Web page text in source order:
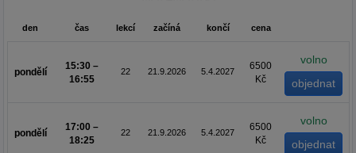
den čas lekcí začíná končí cena
pondělí
15:30 –
16:55
22 21.9.2026 5.4.2027
6500
Kč
volno
pondělí
17:00 –
18:25
22 21.9.2026 5.4.2027
6500
Kč
volno